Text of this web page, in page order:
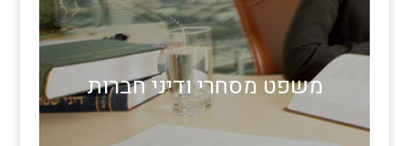
משפט מסחרי ודיני חברות